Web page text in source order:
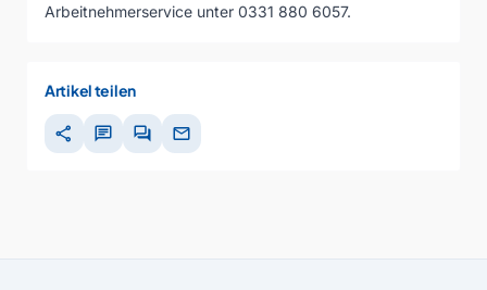
Arbeitnehmerservice unter 0331 880 6057.
Artikel teilen
share chat forum mail